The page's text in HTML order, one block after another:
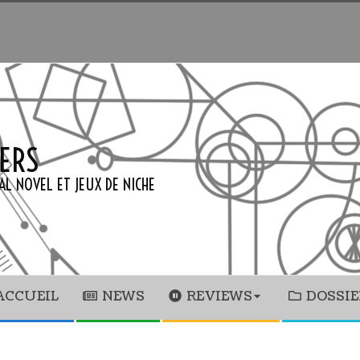
NOVEL ET JEUX DE NICHE
NEWS REVIEWS